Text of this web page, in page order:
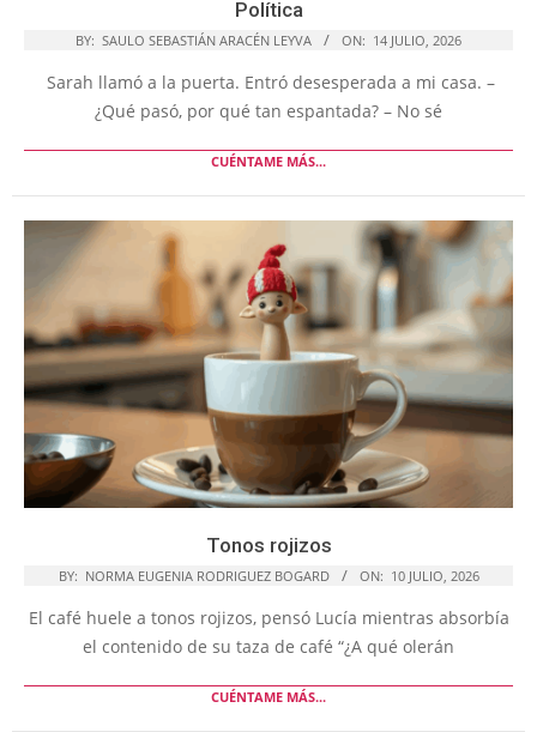
Política
BY: SAULO SEBASTIÁN ARACÉN LEYVA ON: 14 JULIO, 2026
Sarah llamó a la puerta. Entró desesperada a mi casa. –
¿Qué pasó, por qué tan espantada? – No sé
CUÉNTAME MÁS...
Tonos rojizos
BY: NORMA EUGENIA RODRIGUEZ BOGARD ON: 10 JULIO, 2026
El café huele a tonos rojizos, pensó Lucía mientras absorbía
el contenido de su taza de café “¿A qué olerán
CUÉNTAME MÁS...